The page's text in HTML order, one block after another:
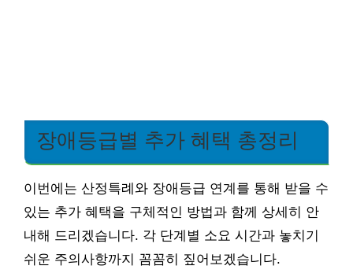
장애등급별 추가 혜택 총정리
이번에는 산정특례와 장애등급 연계를 통해 받을 수
있는 추가 혜택을 구체적인 방법과 함께 상세히 안
내해 드리겠습니다. 각 단계별 소요 시간과 놓치기
쉬운 주의사항까지 꼼꼼히 짚어보겠습니다.